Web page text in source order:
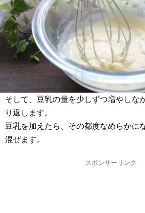
そして、豆乳の量を少しずつ増やしな
り返します。
豆乳を加えたら、その都度なめらかに
混ぜます。
スポンサーリンク